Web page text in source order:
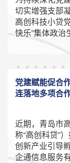
切实增强支部
高创科技小贷
快乐”集体政治
党建赋能促合
连落地多项合
近期，青岛市
称“高创科贷”
创新产业引导
企通信息服务